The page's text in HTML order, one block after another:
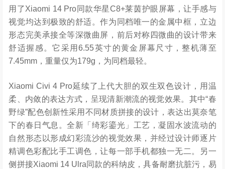
用了Xiaomi 14 Pro同款华星C8+莱茵护眼屏幕，让手感与
视觉均达到极致的舒适。作为同档唯一的金属中框，立边
形态完美承接全等深微曲屏，前后对称四微曲的设计带来
舒适握感。它采用6.55英寸的黄金屏幕尺寸，整机薄至
7.45mm，重量仅为179g，为同档最轻。
Xiaomi Civi 4 Pro延续了上代大胆的双生双色设计，用温
柔、内敛的表达方式，呈现清新潮流的视觉效果。其中“春
野绿”配色创新性采用不同材质拼接的设计，表达出莫奈笔
下的春日气息。全新「绮彩鎏光」工艺，凝固水波流动的
自然形态以形成幻彩流沙的视觉效果，并经过设计师逐片
精调色彩配比手工调色，让每一部手机都独一无二。另一
侧拼接Xiaomi 14 Ulra同款的科纳皮，具备耐磨抗脏污，易